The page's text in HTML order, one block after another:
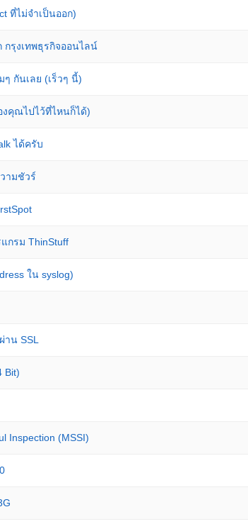
ที่ไม่จำเป็นออก)
กรุงเทพธุรกิจออนไลน์
ๆ กันเลย (เร็วๆ นี้)
งคุณไปไว้ที่ไหนก็ได้)
ได้ครับ
ามชัวร์
กรม ThinStuff
ใน syslog)
าน SSL
Bit)
Inspection (MSSI)